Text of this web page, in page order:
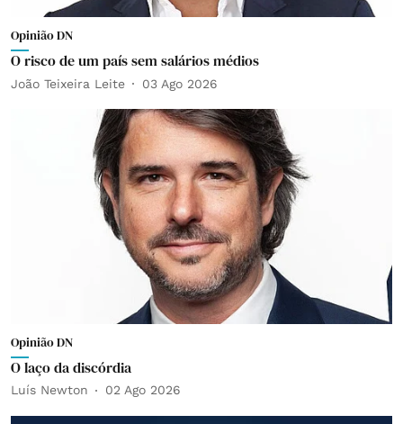
Opinião DN
O risco de um país sem salários médios
João Teixeira Leite 03 Ago 2026
Opinião DN
O laço da discórdia
Luís Newton 02 Ago 2026